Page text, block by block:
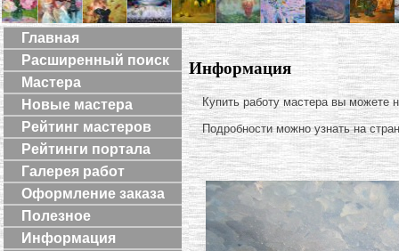
Главная
Расширенный поиск
Мастера
Новые мастера
Рейтинг мастеров
Рейтинги портала
Галерея работ
Оформление заказа
Полезное
Информация
Информация
Купить работу мастера вы можете
Подробности можно узнать на